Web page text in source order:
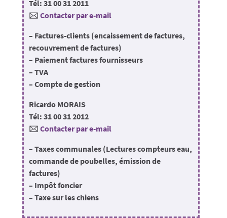
Tél: 31 00 31 2011
🖂 Contacter par e-mail
– Factures-clients (encaissement de factures,
recouvrement de factures)
– Paiement factures fournisseurs
– TVA
– Compte de gestion
Ricardo MORAIS
Tél: 31 00 31 2012
🖂 Contacter par e-mail
– Taxes communales (Lectures compteurs eau,
commande de poubelles, émission de
factures)
– Impôt foncier
– Taxe sur les chiens